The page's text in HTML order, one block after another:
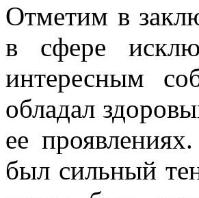
Отметим в
в сфере
интересным
обладал
ее
был сильный